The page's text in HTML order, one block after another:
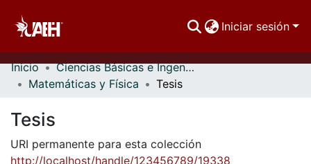
Iniciar sesión
Comunidades
Inicio
Ciencias Básicas e Ingeniería
Matemáticas y Física
Tesis
Tesis
URI permanente para esta colección
http://localhost/handle/123456789/19338